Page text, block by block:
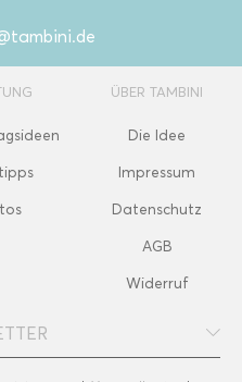
ÜBER TAMBINI
Die Idee
Impressum
Datenschutz
AGB
Widerruf